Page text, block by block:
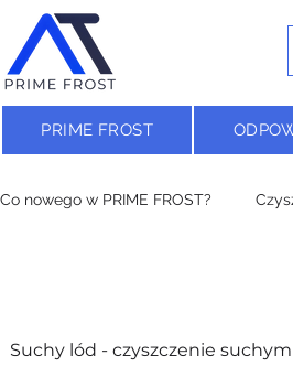
PRIME FROST
Co nowego w PRIME FROST?
Suchy lód - czyszczenie